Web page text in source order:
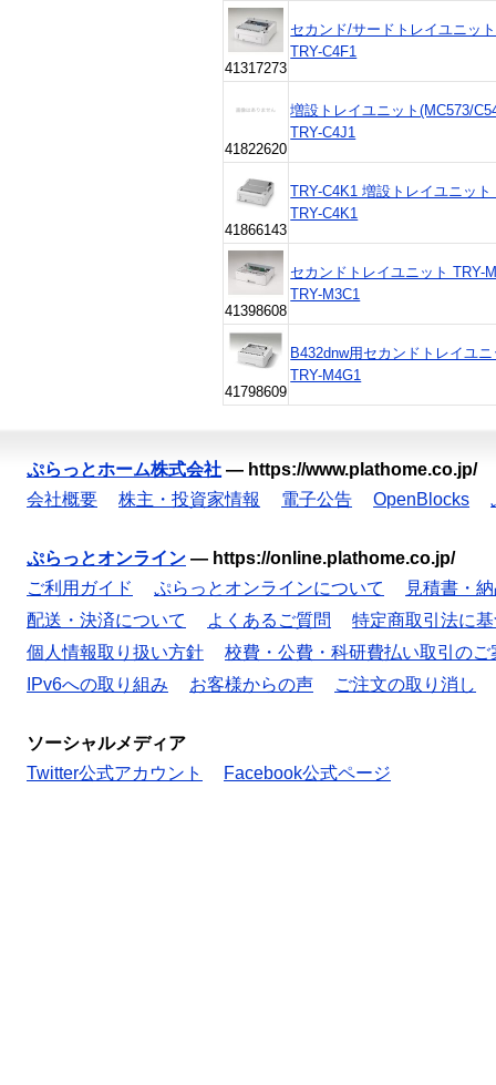
41317273
セカンド/サードトレイユニッ
TRY-C4F1
41822620
増設トレイユニット(MC573/
TRY-C4J1
41866143
TRY-C4K1 増設トレイユニット
TRY-C4K1
41398608
セカンドトレイユニット TRY-
TRY-M3C1
41798609
B432dnw用セカンドトレイユ
TRY-M4G1
ぷらっとホーム株式会社 — https://www.plathome.co.jp/
会社概要
株主・投資家情報 電子公告 OpenBlocks
ぷらっとオンライン — https://online.plathome.co.jp/
ご利用ガイド
ぷらっとオンラインについて
見積書・
配送・決済について
よくあるご質問
特定商取引法に
個人情報取り扱い方針
校費・公費・科研費払い取引のご
IPv6への取り組み
お客様からの声 ご注文の取り消し
ソーシャルメディア
Twitter公式アカウント
Facebook公式ページ